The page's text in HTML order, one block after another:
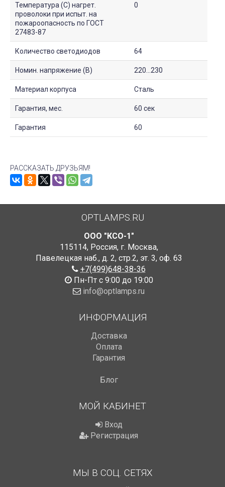
Температура (С) нагрет.
проволоки при испыт. на
пожароопасность по ГОСТ
27483-87
0
Количество светодиодов 64
Номин. напряжение (В) 220...230
Материал корпуса Сталь
Гарантия, мес. 60 сек
Гарантия 60
РАССКАЗАТЬ ДРУЗЬЯМ!
OPTLAMPS.RU
ООО "КСО-1"
115114, Россия, г. Москва,
Павелецкая наб., д. 2, стр.2, эт. 3, оф. 63
+7(499)648-38-36
Пн-Пт с 9:00 до 19:00
info@optlamps.ru
ИНФОРМАЦИЯ
Доставка
Оплата
Гарантия
Блог
МОЙ КАБИНЕТ
Вход
Регистрация
МЫ В СОЦ. СЕТЯХ